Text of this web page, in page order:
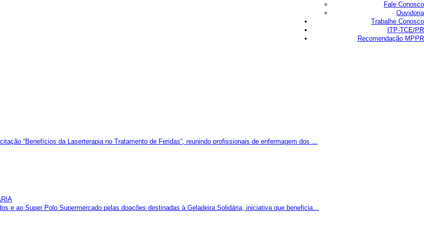
Fale Conosco
Ouvidoria
Trabalhe Conosco
ITP-TCE/PR
Recomendação MPPR
“Benefícios da Laserterapia no Tratamento de Feridas”, reunindo profissionais de enfermagem dos ...
e ao Super Polo Supermercado pelas doações destinadas à Geladeira Solidária, iniciativa que beneficia...